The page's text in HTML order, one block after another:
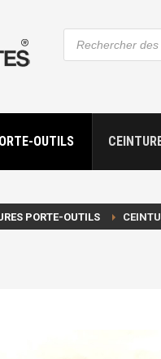
Recherche
de
produits
OUTILS
PORTE-OUTILS